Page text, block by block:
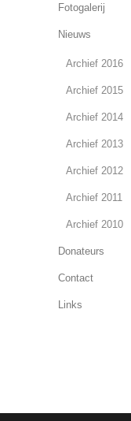
Fotogalerij
Nieuws
Archief 2016
Archief 2015
Archief 2014
Archief 2013
Archief 2012
Archief 2011
Archief 2010
Donateurs
Contact
Links